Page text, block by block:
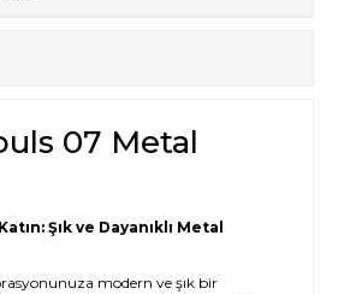
07 Metal
Şık ve Dayanıklı Metal
modern ve şık bir